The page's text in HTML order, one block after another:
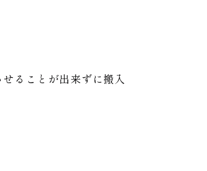
ることが出来ずに搬入